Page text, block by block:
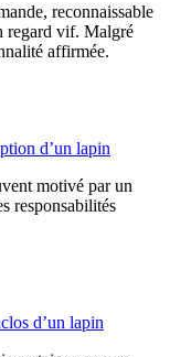
reconnaissable
regard vif. Malgré
affirmée.
d’un lapin
motivé par un
responsabilités
d’un lapin